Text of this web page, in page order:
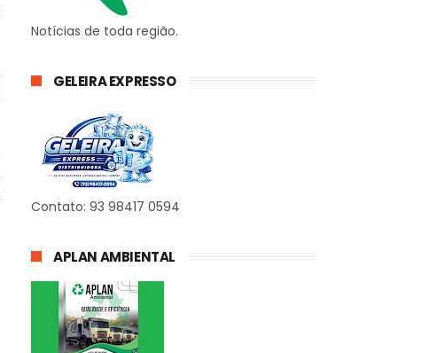
Notícias de toda região.
GELEIRA EXPRESSO
Contato: 93 98417 0594
APLAN AMBIENTAL